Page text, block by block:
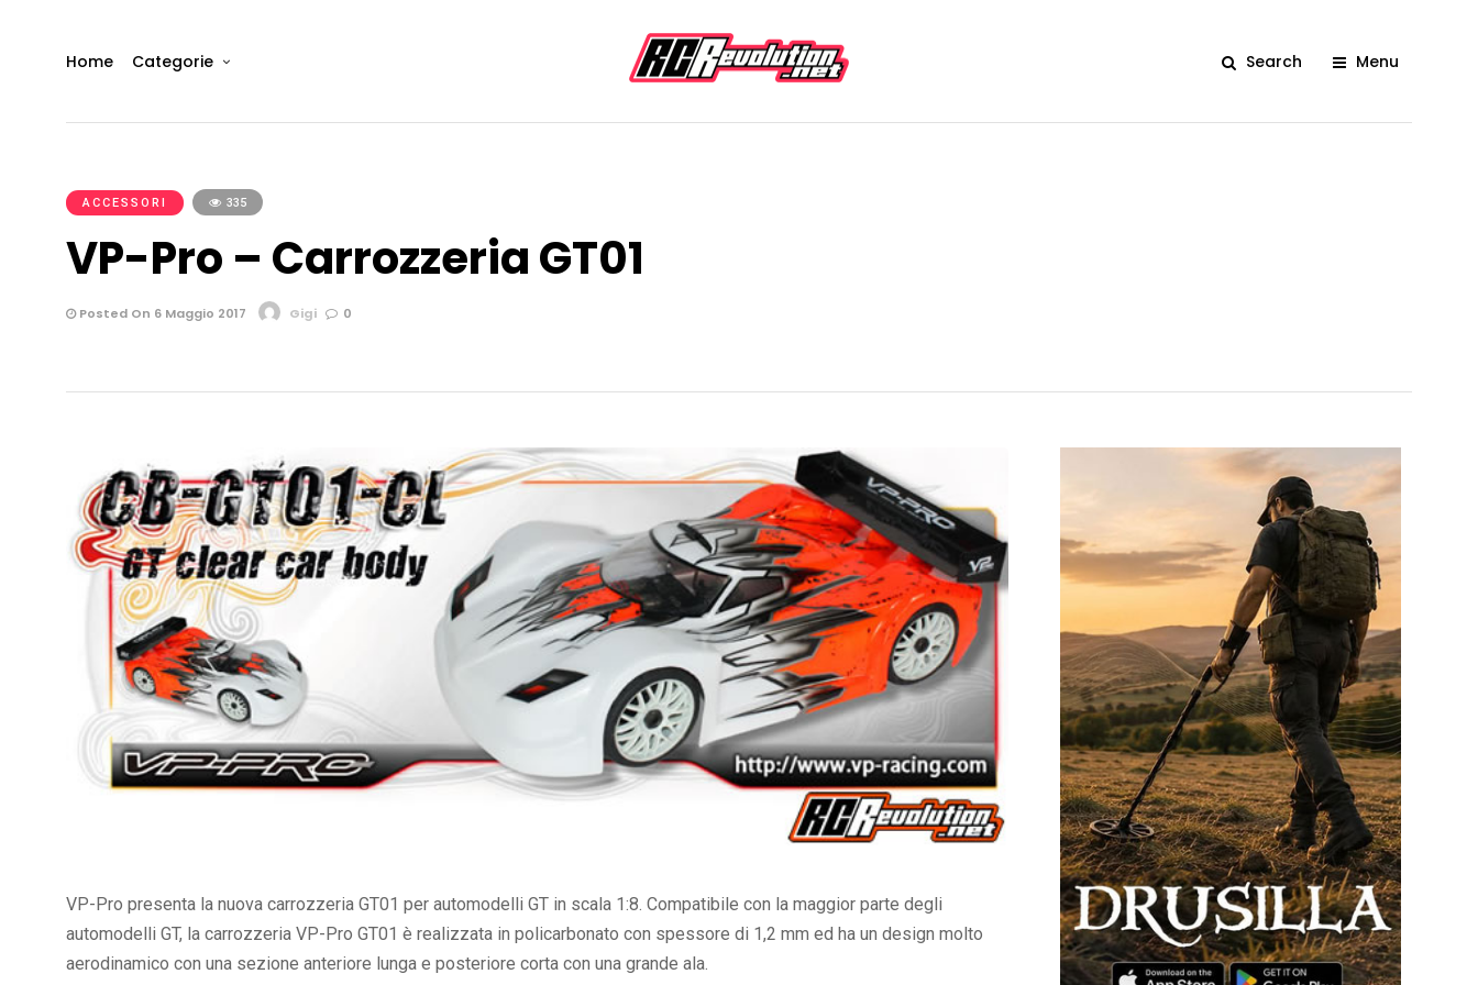
Home Categorie Search Menu
ACCESSORI 335
VP-Pro – Carrozzeria GT01
Posted On 6 Maggio 2017 Gigi 0
VP-Pro presenta la nuova carrozzeria GT01 per automodelli GT in scala 1:8. Compatibile con la maggior parte degli
automodelli GT, la carrozzeria VP-Pro GT01 è realizzata in policarbonato con spessore di 1,2 mm ed ha un design molto
aerodinamico con una sezione anteriore lunga e posteriore corta con una grande ala.